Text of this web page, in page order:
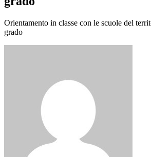
Orientamento in classe con le scuole del
grado